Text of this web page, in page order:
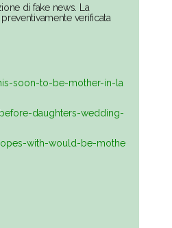
di fake news. La
verificata
soon-to-be-mother-in-la
daughters-wedding-
with-would-be-mothe